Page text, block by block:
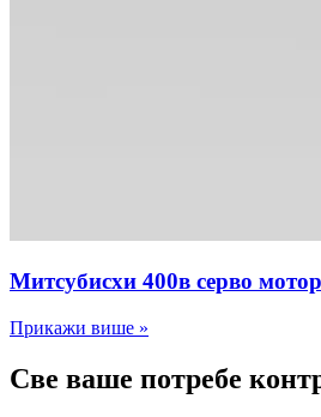
Митсубисхи 400в серво
Прикажи више »
Све ваше потребе